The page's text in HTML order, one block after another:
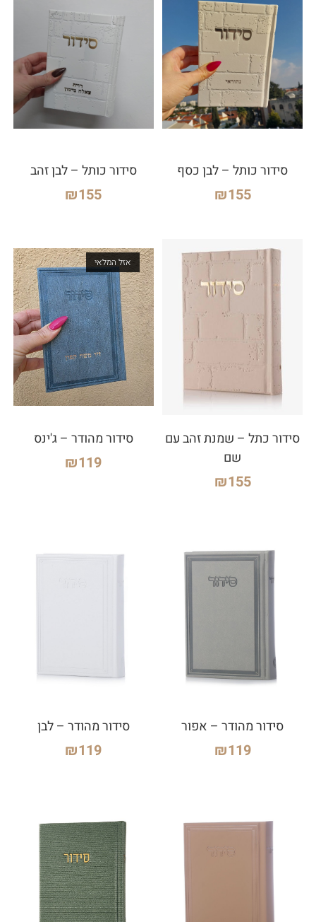
סידור כותל – לבן כסף
₪155
סידור כותל – לבן זהב
₪155
סידור כתל – שמנת זהב עם
שם
₪155
אזל המלאי
סידור מהודר – ג'ינס
₪119
סידור מהודר – אפור
₪119
סידור מהודר – לבן
₪119